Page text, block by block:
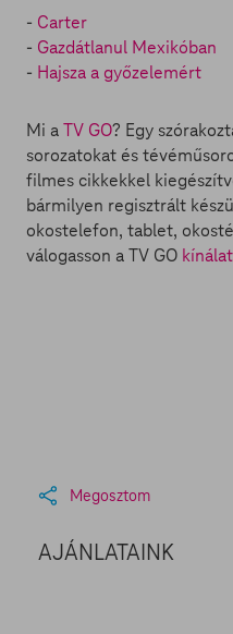
- Carter
- Gazdátlanul Mexikóban
- Hajsza a győzelemért
Mi aTV GO? Egy
sorozatokat és
filmes cikkekkel
bármilyen regisztrált
okostelefon, tablet,
válogasson a TV GO
Megosztom
AJÁNLATAINK